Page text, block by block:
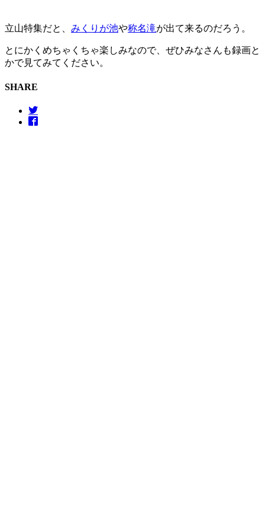
立山特集だと、 みくりが池や称名滝が出て来るのだろう。
とにかくめちゃくちゃ楽しみなので、ぜひみなさんも録画と
かで見てみてください。
SHARE